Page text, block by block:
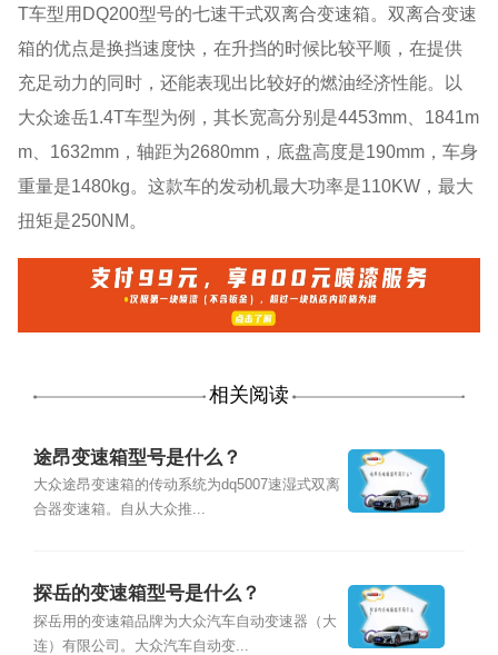
T车型用DQ200型号的七速干式双离合变速箱。双离合变速
箱的优点是换挡速度快，在升挡的时候比较平顺，在提供
充足动力的同时，还能表现出比较好的燃油经济性能。以
大众途岳1.4T车型为例，其长宽高分别是4453mm、1841m
m、1632mm，轴距为2680mm，底盘高度是190mm，车身
重量是1480kg。这款车的发动机最大功率是110KW，最大
扭矩是250NM。
相关阅读
途昂变速箱型号是什么？
大众途昂变速箱的传动系统为dq5007速湿式双离
合器变速箱。自从大众推...
探岳的变速箱型号是什么？
探岳用的变速箱品牌为大众汽车自动变速器（大
连）有限公司。大众汽车自动变...